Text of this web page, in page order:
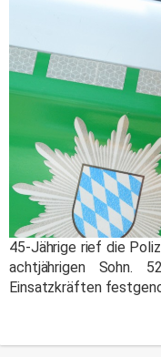
45-Jährige rief die
achtjährigen Sohn.
Einsatzkräften